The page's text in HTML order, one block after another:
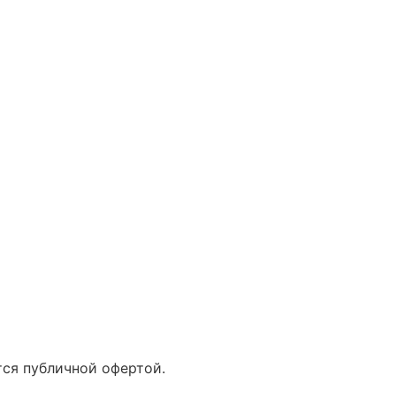
публичной офертой.